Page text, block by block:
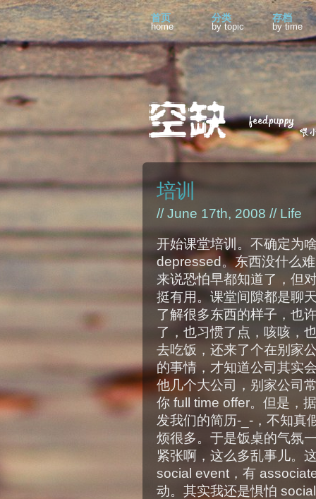
首页
home
分类
by topic
存档
by time
培训
// June 17th, 2008 // Life
开始课堂培训。不确定为
depressed。东西没什么
来说恐怕早都知道了，但
挺有用。课堂间隙都是聊
了解很多东西的样子，也
了，也习惯了点，咳咳，
去吃饭，还来了个在别家
的事情，才知道公司其实
他几个大公司，别家公司
你 full time offer。但是，
发我们的简历-_-，不知真
烦很多。于是饭桌的气氛
紧张啊，这么多乱事儿。
social event，有
动。其实我还是惧怕